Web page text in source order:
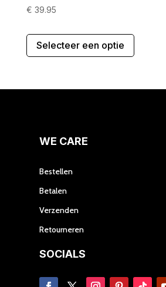
€ 39.95
Selecteer een optie
heeft
WE CARE
Bestellen
Betalen
Verzenden
Retourneren
SOCIALS